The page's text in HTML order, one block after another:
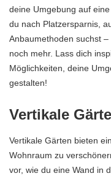
deine Umgebung auf
du nach Platzersparnis,
Anbaumethoden suchst –
noch mehr. Lass dich
Möglichkeiten, deine
gestalten!
Vertikale
Vertikale Gärten bieten
Wohnraum zu
vor, wie du eine Wand in